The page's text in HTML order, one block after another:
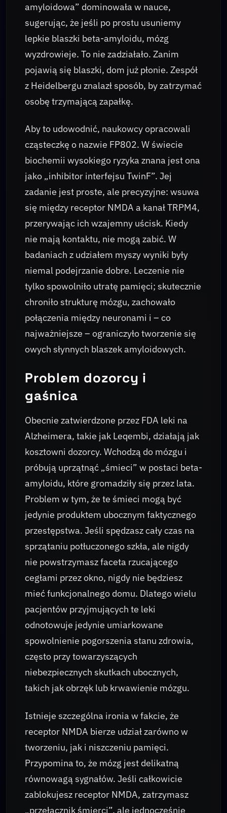
amyloidowa” dominowała w nauce,
sugerując, że jeśli po prostu usuniemy
lepkie blaszki beta-amyloidu, mózg
wyzdrowieje. To nie zadziałało. Zanim
pojawią się blaszki, dom już płonie. Zespół
z Heidelbergu znalazł sposób, by zatrzymać
osobę trzymającą zapałkę.
Aby to udowodnić, naukowcy opracowali
cząsteczkę o nazwie FP802. W świecie
biochemii wysokiego ryzyka znana jest ona
jako „inhibitor interfejsu TwinF”. Jej
zadanie jest proste, ale precyzyjne: wsuwa
się między receptor NMDA a kanał TRPM4,
przerywając ich wzajemny uścisk. Kiedy
nie mają kontaktu, nie mogą zabić. W
badaniach z udziałem myszy wyniki były
niemal podejrzanie dobre. Leczenie nie
tylko spowolniło utratę pamięci; skutecznie
chroniło strukturę mózgu, zachowało
połączenia między neuronami i – co
najważniejsze – ograniczyło tworzenie się
owych słynnych blaszek amyloidowych.
Problem dozorcy i
gaśnica
Obecnie zatwierdzone przez FDA leki na
Alzheimera, takie jak Leqembi, działają jak
kosztowni dozorcy. Wchodzą do mózgu i
próbują uprzątnąć „śmieci” w postaci beta-
amyloidu, które gromadziły się przez lata.
Problem w tym, że te śmieci mogą być
jedynie produktem ubocznym faktycznego
przestępstwa. Jeśli spędzasz cały czas na
sprzątaniu potłuczonego szkła, ale nigdy
nie powstrzymasz faceta rzucającego
cegłami przez okno, nigdy nie będziesz
mieć funkcjonalnego domu. Dlatego wielu
pacjentów przyjmujących te leki
odnotowuje jedynie umiarkowane
spowolnienie pogorszenia stanu zdrowia,
często przy towarzyszących
niebezpiecznych skutkach ubocznych,
takich jak obrzęk lub krwawienie mózgu.
Istnieje szczególna ironia w fakcie, że
receptor NMDA bierze udział zarówno w
tworzeniu, jak i niszczeniu pamięci.
Przypomina to, że mózg jest delikatną
równowagą sygnałów. Jeśli całkowicie
zablokujesz receptor NMDA, zatrzymasz
„przełącznik śmierci”, ale jednocześnie